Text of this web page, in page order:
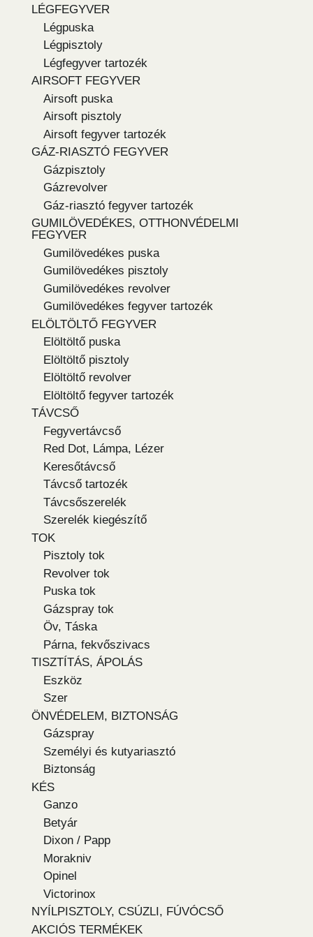
LÉGFEGYVER
Légpuska
Légpisztoly
Légfegyver tartozék
AIRSOFT FEGYVER
Airsoft puska
Airsoft pisztoly
Airsoft fegyver tartozék
GÁZ-RIASZTÓ FEGYVER
Gázpisztoly
Gázrevolver
Gáz-riasztó fegyver tartozék
GUMILÖVEDÉKES, OTTHONVÉDELMI
FEGYVER
Gumilövedékes puska
Gumilövedékes pisztoly
Gumilövedékes revolver
Gumilövedékes fegyver tartozék
ELÖLTÖLTŐ FEGYVER
Elöltöltő puska
Elöltöltő pisztoly
Elöltöltő revolver
Elöltöltő fegyver tartozék
TÁVCSŐ
Fegyvertávcső
Red Dot, Lámpa, Lézer
Keresőtávcső
Távcső tartozék
Távcsőszerelék
Szerelék kiegészítő
TOK
Pisztoly tok
Revolver tok
Puska tok
Gázspray tok
Öv, Táska
Párna, fekvőszivacs
TISZTÍTÁS, ÁPOLÁS
Eszköz
Szer
ÖNVÉDELEM, BIZTONSÁG
Gázspray
Személyi és kutyariasztó
Biztonság
KÉS
Ganzo
Betyár
Dixon / Papp
Morakniv
Opinel
Victorinox
NYÍLPISZTOLY, CSÚZLI, FÚVÓCSŐ
AKCIÓS TERMÉKEK